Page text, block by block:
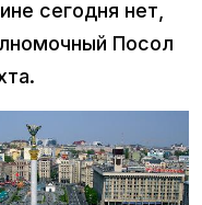
сегодня нет,
Посол